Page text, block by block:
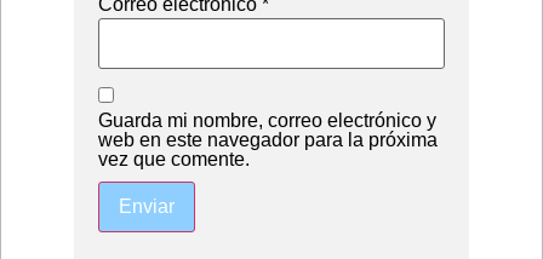
Correo electrónico *
Guarda mi nombre, correo electrónico y
web en este navegador para la próxima
vez que comente.